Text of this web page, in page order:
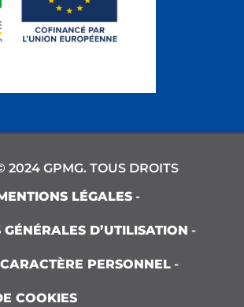
2024 GPMG. TOUS DROITS
LÉGALES -
D’UTILISATION -
PERSONNEL -
COOKIES